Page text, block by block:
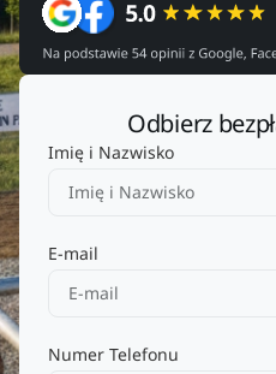
Odbierz
Imię i Nazwisko
E-mail
Numer Telefonu